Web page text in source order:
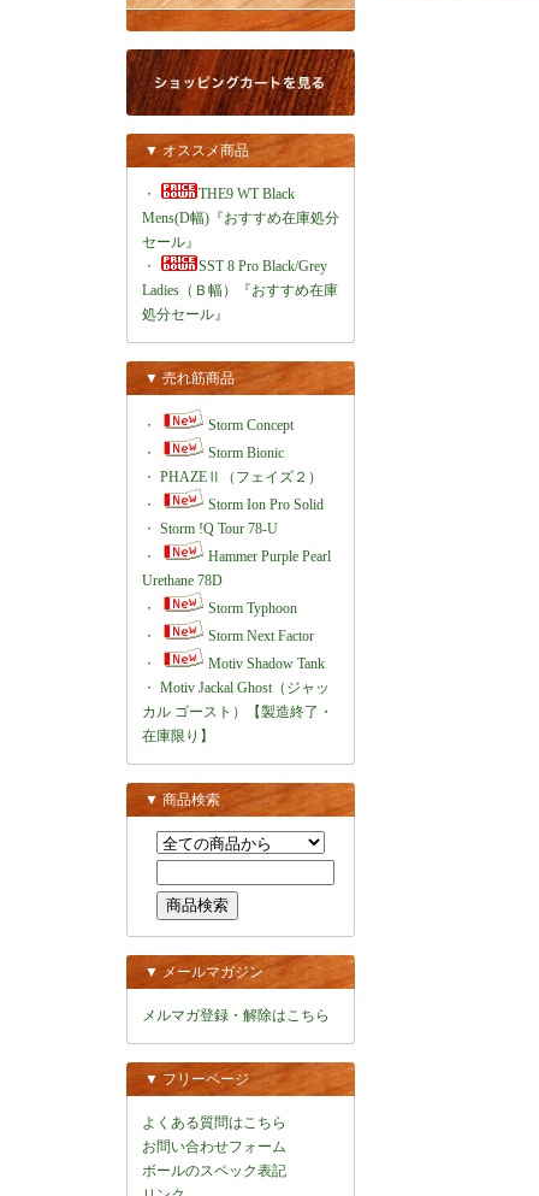
▼ オススメ商品
・
THE9 WT Black
Mens(D幅)『おすすめ在庫処分
セール』
・
SST 8 Pro Black/Grey
Ladies（Ｂ幅）『おすすめ在庫
処分セール』
▼ 売れ筋商品
・
Storm Concept
・
Storm Bionic
・ PHAZEⅡ（フェイズ２）
・
Storm Ion Pro Solid
・ Storm !Q Tour 78-U
・
Hammer Purple Pearl
Urethane 78D
・
Storm Typhoon
・
Storm Next Factor
・
Motiv Shadow Tank
・ Motiv Jackal Ghost（ジャッ
カル ゴースト）【製造終了・
在庫限り】
▼ 商品検索
▼ メールマガジン
メルマガ登録・解除はこちら
▼ フリーページ
よくある質問はこちら
お問い合わせフォーム
ボールのスペック表記